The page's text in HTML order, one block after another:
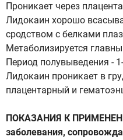
Проникает через
Лидокаин хорошо
сродством с белками
Метаболизируется
Период полувыведения -
Лидокаин проникает в
плацентарный и
ПОКАЗАНИЯ К
заболевания,